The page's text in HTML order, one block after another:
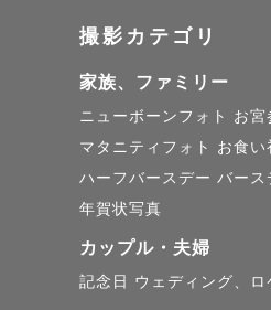
撮影カテゴリ
家族、ファミリー
ニューボーンフォト お宮
マタニティフォト
お食い
ハーフバースデー バース
年賀状写真
カップル・夫婦
記念日 ウェディング、ロ